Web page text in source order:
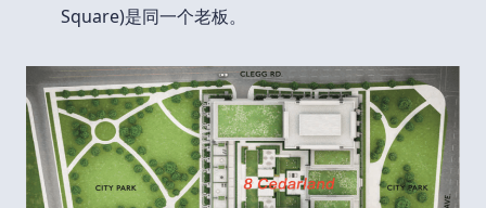
Square)是同一个老板。